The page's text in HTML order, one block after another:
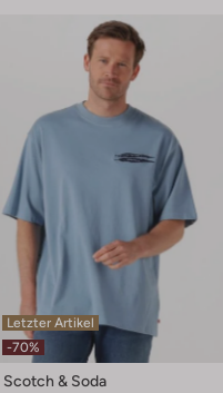
Letzter Artikel
-70%
Scotch & Soda